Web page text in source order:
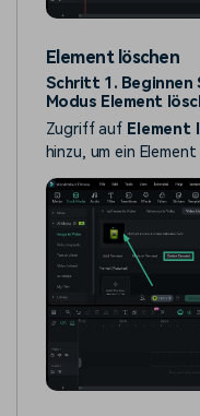
Element löschen
Schritt 1. Beginnen
Modus Element
Zugriff auf Element
hinzu, um ein